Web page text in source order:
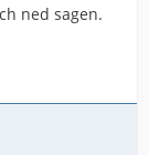
ned sagen.